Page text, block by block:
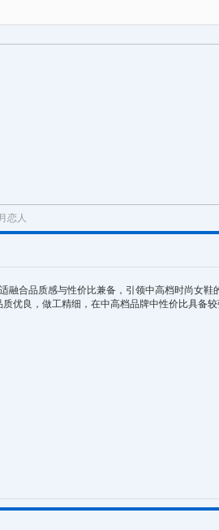
恋人
融合品质感与性价比兼备，引领中高档时尚女鞋
优良，做工精细，在中高档品牌中性价比具备